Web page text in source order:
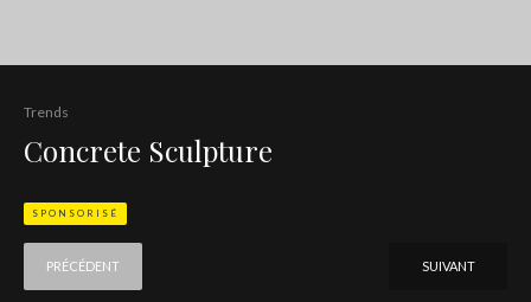
Trends
Concrete Sculpture
SPONSORISÉ
PRÉCÉDENT SUIVANT